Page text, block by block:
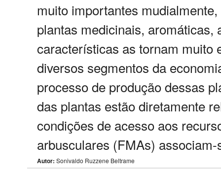
muito importantes
plantas medicinais,
características as tornam muito
diversos segmentos da
processo de produção dessas
das plantas estão diretamente
condições de acesso aos
arbusculares (FMAs)
Autor: Sonivaldo Ruzzene Beltrame